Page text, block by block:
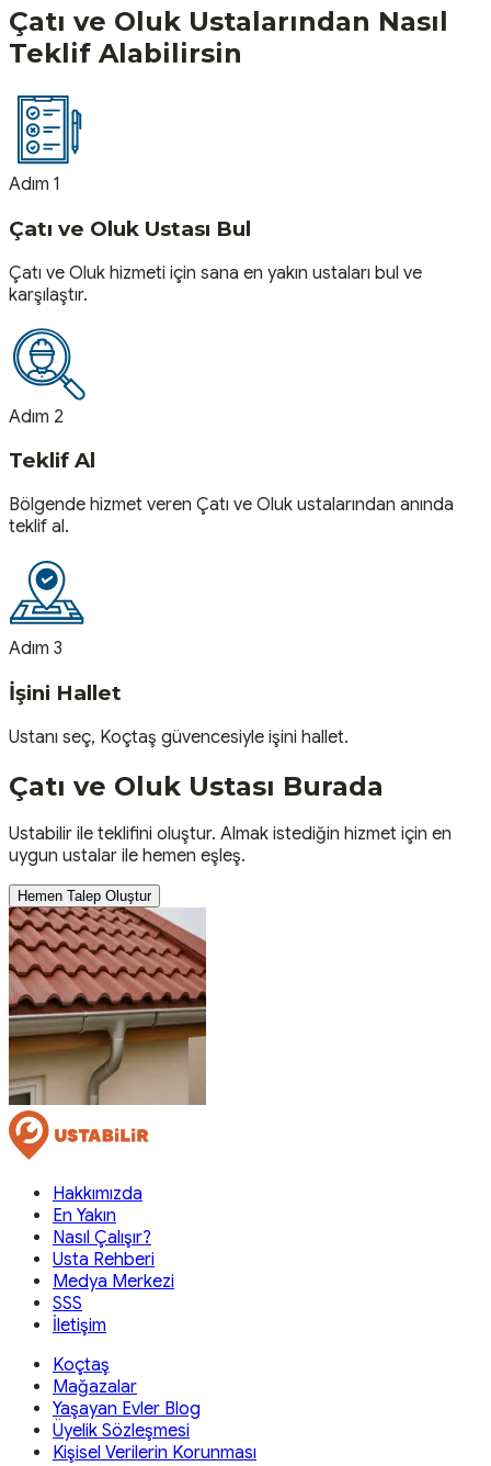
Çatı ve Oluk Ustalarından Nasıl
Teklif Alabilirsin
Adım 1
Çatı ve Oluk Ustası Bul
Çatı ve Oluk hizmeti için sana en yakın ustaları bul ve
karşılaştır.
Adım 2
Teklif Al
Bölgende hizmet veren Çatı ve Oluk ustalarından anında
teklif al.
Adım 3
İşini Hallet
Ustanı seç, Koçtaş güvencesiyle işini hallet.
Çatı ve Oluk Ustası Burada
Ustabilir ile teklifini oluştur. Almak istediğin hizmet için en
uygun ustalar ile hemen eşleş.
Hemen Talep Oluştur
Hakkımızda
En Yakın
Nasıl Çalışır?
Usta Rehberi
Medya Merkezi
SSS
İletişim
Koçtaş
Mağazalar
Yaşayan Evler Blog
Üyelik Sözleşmesi
Kişisel Verilerin Korunması